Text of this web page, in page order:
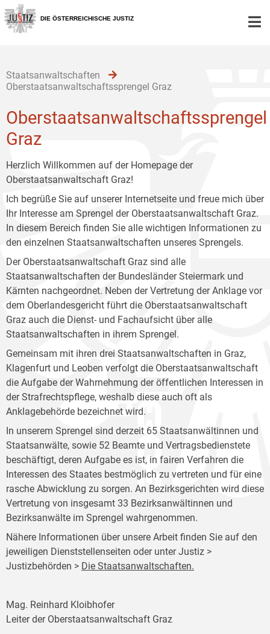
Zur
Hauptnavigation
[1]
Zum
Inhalt
[2]
Zum
Untermenü
[3]
DIE ÖSTERREICHISCHE JUSTIZ
Staatsanwaltschaften
Oberstaatsanwaltschaftssprengel Graz
Oberstaatsanwaltschaftssprengel
Graz
Herzlich Willkommen auf der Homepage der
Oberstaatsanwaltschaft Graz!
Ich begrüße Sie auf unserer Internetseite und freue mich über
Ihr Interesse am Sprengel der Oberstaatsanwaltschaft Graz.
In diesem Bereich finden Sie alle wichtigen Informationen zu
den einzelnen Staatsanwaltschaften unseres Sprengels.
Der Oberstaatsanwaltschaft Graz sind alle
Staatsanwaltschaften der Bundesländer Steiermark und
Kärnten nachgeordnet. Neben der Vertretung der Anklage vor
dem Oberlandesgericht führt die Oberstaatsanwaltschaft
Graz auch die Dienst- und Fachaufsicht über alle
Staatsanwaltschaften in ihrem Sprengel.
Gemeinsam mit ihren drei Staatsanwaltschaften in Graz,
Klagenfurt und Leoben verfolgt die Oberstaatsanwaltschaft
die Aufgabe der Wahrnehmung der öffentlichen Interessen in
der Strafrechtspflege, weshalb diese auch oft als
Anklagebehörde bezeichnet wird.
In unserem Sprengel sind derzeit 65 Staatsanwältinnen und
Staatsanwälte, sowie 52 Beamte und Vertragsbedienstete
beschäftigt, deren Aufgabe es ist, in fairen Verfahren die
Interessen des Staates bestmöglich zu vertreten und für eine
rasche Abwicklung zu sorgen. An Bezirksgerichten wird diese
Vertretung von insgesamt 33 Bezirksanwältinnen und
Bezirksanwälte im Sprengel wahrgenommen.
Nähere Informationen über unsere Arbeit finden Sie auf den
jeweiligen Dienststellenseiten oder unter Justiz >
Justizbehörden > Die Staatsanwaltschaften.
Mag. Reinhard Kloibhofer
Leiter der Oberstaatsanwaltschaft Graz